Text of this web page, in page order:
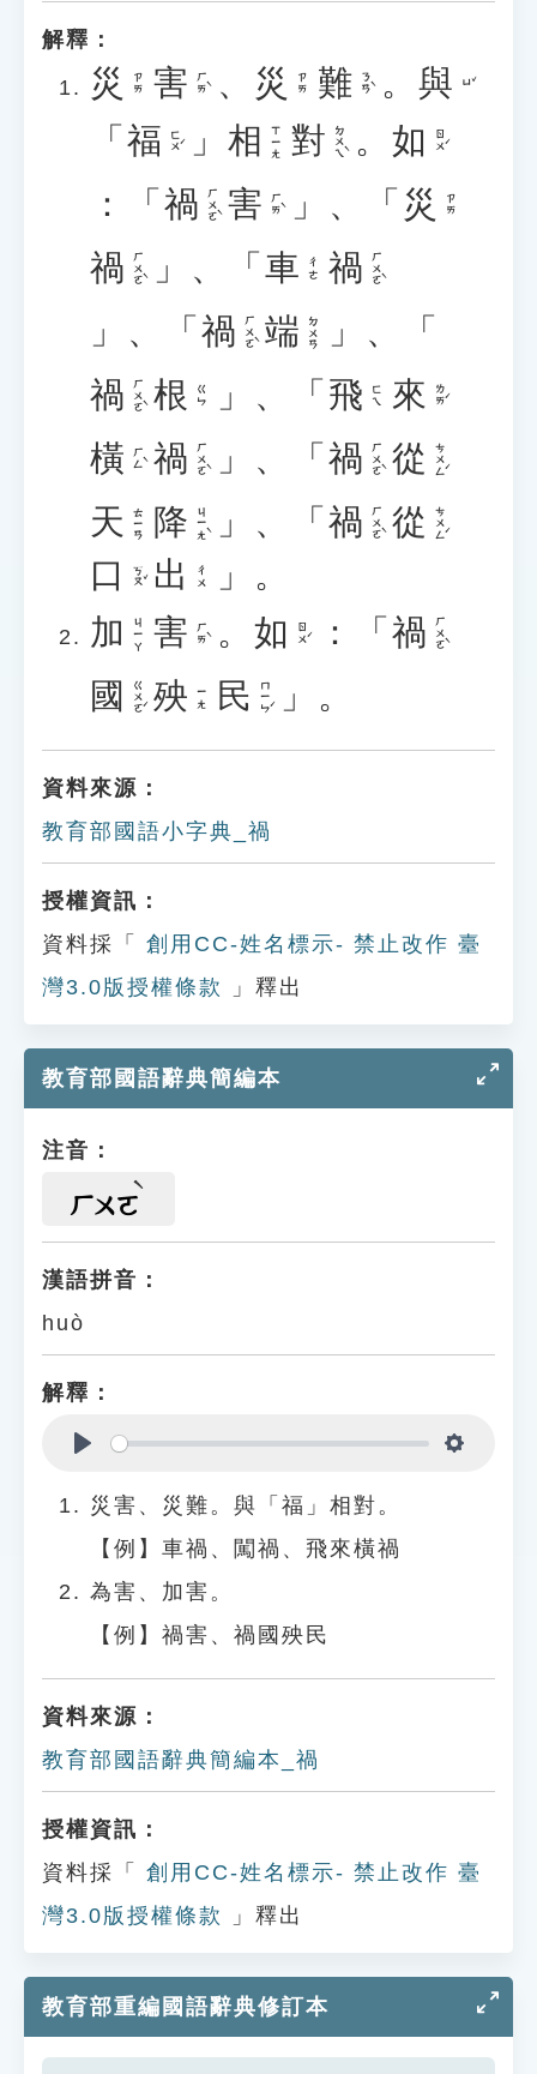
解釋：
災 ㄗㄞ 害 ㄏㄞˋ 、 災 ㄗㄞ 難 ㄋㄢˋ 。 與 ㄩˇ
「 福 ㄈㄨˊ 」 相 ㄒㄧㄤ 對 ㄉㄨㄟˋ 。 如 ㄖㄨˊ
：「 禍 ㄏㄨㄛˋ 害 ㄏㄞˋ 」、「 災 ㄗㄞ
禍 ㄏㄨㄛˋ 」、「 車 ㄔㄜ 禍 ㄏㄨㄛˋ
」、「 禍 ㄏㄨㄛˋ 端 ㄉㄨㄢ
」、「
禍 ㄏㄨㄛˋ 根 ㄍㄣ 」、「 飛 ㄈㄟ 來 ㄌㄞˊ
橫 ㄏㄥˋ 禍 ㄏㄨㄛˋ 」、「 禍 ㄏㄨㄛˋ 從 ㄘㄨㄥˊ
天 ㄊㄧㄢ 降 ㄐㄧㄤˋ 」、「 禍 ㄏㄨㄛˋ 從 ㄘㄨㄥˊ
口 ㄎㄡˇ 出 ㄔㄨ
」。
加 ㄐㄧㄚ 害 ㄏㄞˋ 。 如 ㄖㄨˊ ：「 禍 ㄏㄨㄛˋ
國 ㄍㄨㄛˊ 殃 ㄧㄤ 民 ㄇㄧㄣˊ 」。
資料來源：
教育部國語小字典_禍
授權資訊：
資料採「
創用CC-姓名標示- 禁止改作 臺
灣3.0版授權條款
」釋出
教育部國語辭典簡編本
注音：
ㄏㄨㄛ
漢語拼音：
huò
解釋：
災害、災難。與「福」相對。
【例】車禍、闖禍、飛來橫禍
為害、加害。
【例】禍害、禍國殃民
資料來源：
教育部國語辭典簡編本_禍
授權資訊：
資料採「
創用CC-姓名標示- 禁止改作 臺
灣3.0版授權條款
」釋出
教育部重編國語辭典修訂本